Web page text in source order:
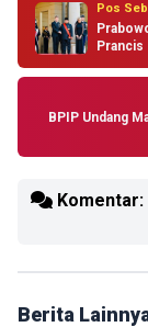
Pos
Prancis
BPIP Undang
Komentar:
Berita